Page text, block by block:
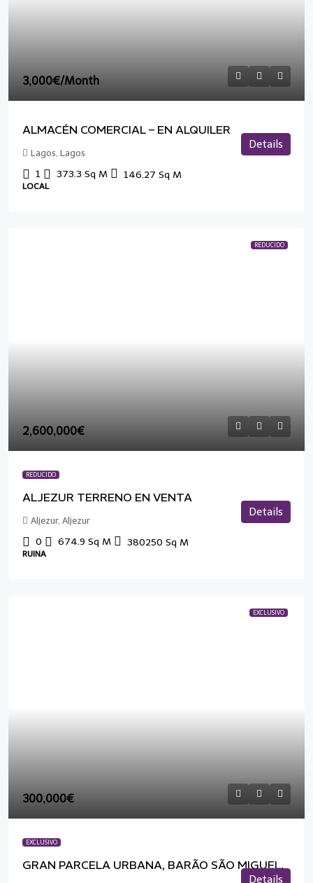
3,000€/Month
ALMACÉN COMERCIAL – EN ALQUILER
Lagos, Lagos
1 373.3 Sq M 146.27 Sq M
LOCAL
Details
REDUCIDO
2,600,000€
REDUCIDO
ALJEZUR TERRENO EN VENTA
Aljezur, Aljezur
0 674.9 Sq M 380250 Sq M
RUINA
Details
EXCLUSIVO
300,000€
EXCLUSIVO
GRAN PARCELA URBANA, BARÃO SÃO MIGUEL.
Details